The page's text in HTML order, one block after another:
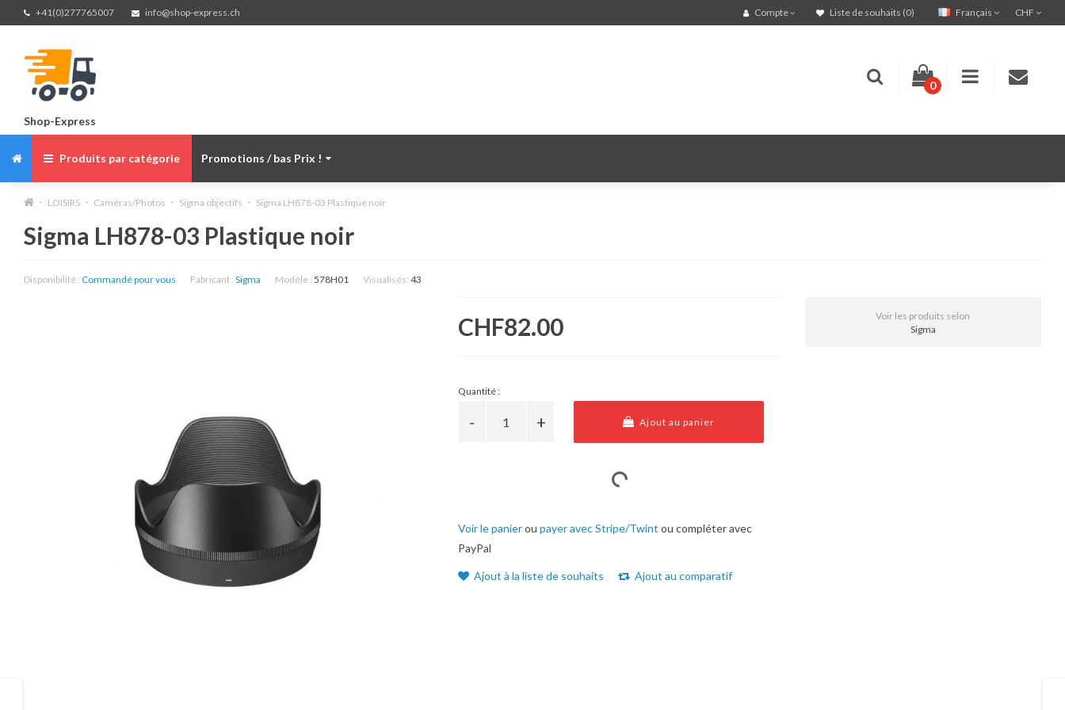
+41(0)277765007 info@shop-express.ch CHF
Français
Compte Liste de souhaits (0)
Shop-Express
0
Produits par catégorie Promotions / bas Prix !
LOISIRS Caméras/Photos Sigma objectifs Sigma LH878-03 Plastique noir
Sigma LH878-03 Plastique noir
Disponibilité : Commandé pour vous Fabricant : Sigma Modèle : 578H01 Visualisés: 43
CHF82.00
Quantité :
Ajout au panier
Voir le panierou payer avec Stripe/Twint ou compléter avec
PayPal
Ajout à la liste de souhaits Ajout au comparatif
Voir les produits selon
Sigma